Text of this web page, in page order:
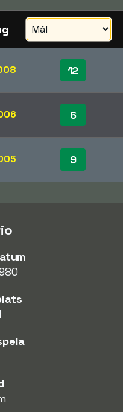
12
6
9